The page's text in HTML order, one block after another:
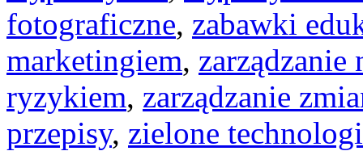
fotograficzne, zabawki
marketingiem, zarządzanie
ryzykiem, zarządzanie
przepisy, zielone